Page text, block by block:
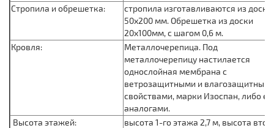
Стропила и обрешетка:
стропила изготавливаются из доски
50х200 мм. Обрешетка из доски
20х100мм, с шагом 0,6 м.
Кровля:
Металлочерепица. Под
металлочерепицу настилается
однослойная мембрана с
ветрозащитными и
свойствами, марки Изоспан, либо ее
аналогами.
Высота этажей:
высота 1-го этажа 2,7 м, высота